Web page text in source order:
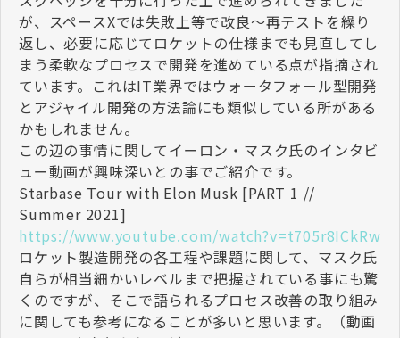
が、スペースXでは失敗上等で改良～再テストを繰り
返し、必要に応じてロケットの仕様までも見直してし
まう柔軟なプロセスで開発を進めている点が指摘され
ています。これはIT業界ではウォータフォール型開発
とアジャイル開発の方法論にも類似している所がある
かもしれません。
この辺の事情に関してイーロン・マスク氏のインタビ
ュー動画が興味深いとの事でご紹介です。
Starbase Tour with Elon Musk [PART 1 //
Summer 2021]
https://www.youtube.com/watch?v=t705r8ICkRw
ロケット製造開発の各工程や課題に関して、マスク氏
自らが相当細かいレベルまで把握されている事にも驚
くのですが、そこで語られるプロセス改善の取り組み
に関しても参考になることが多いと思います。（動画